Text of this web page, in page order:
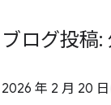
ブログ投稿:
2026 年 2 月 20 日